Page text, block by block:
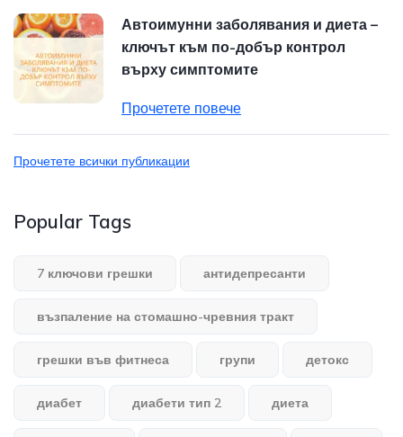
Автоимунни заболявания и диета –
ключът към по-добър контрол
върху симптомите
Прочетете повече
Прочетете всички публикации
Popular Tags
7 ключови грешки антидепресанти
възпаление на стомашно-чревния тракт
грешки във фитнеса групи детокс
диабет диабети тип 2 диета